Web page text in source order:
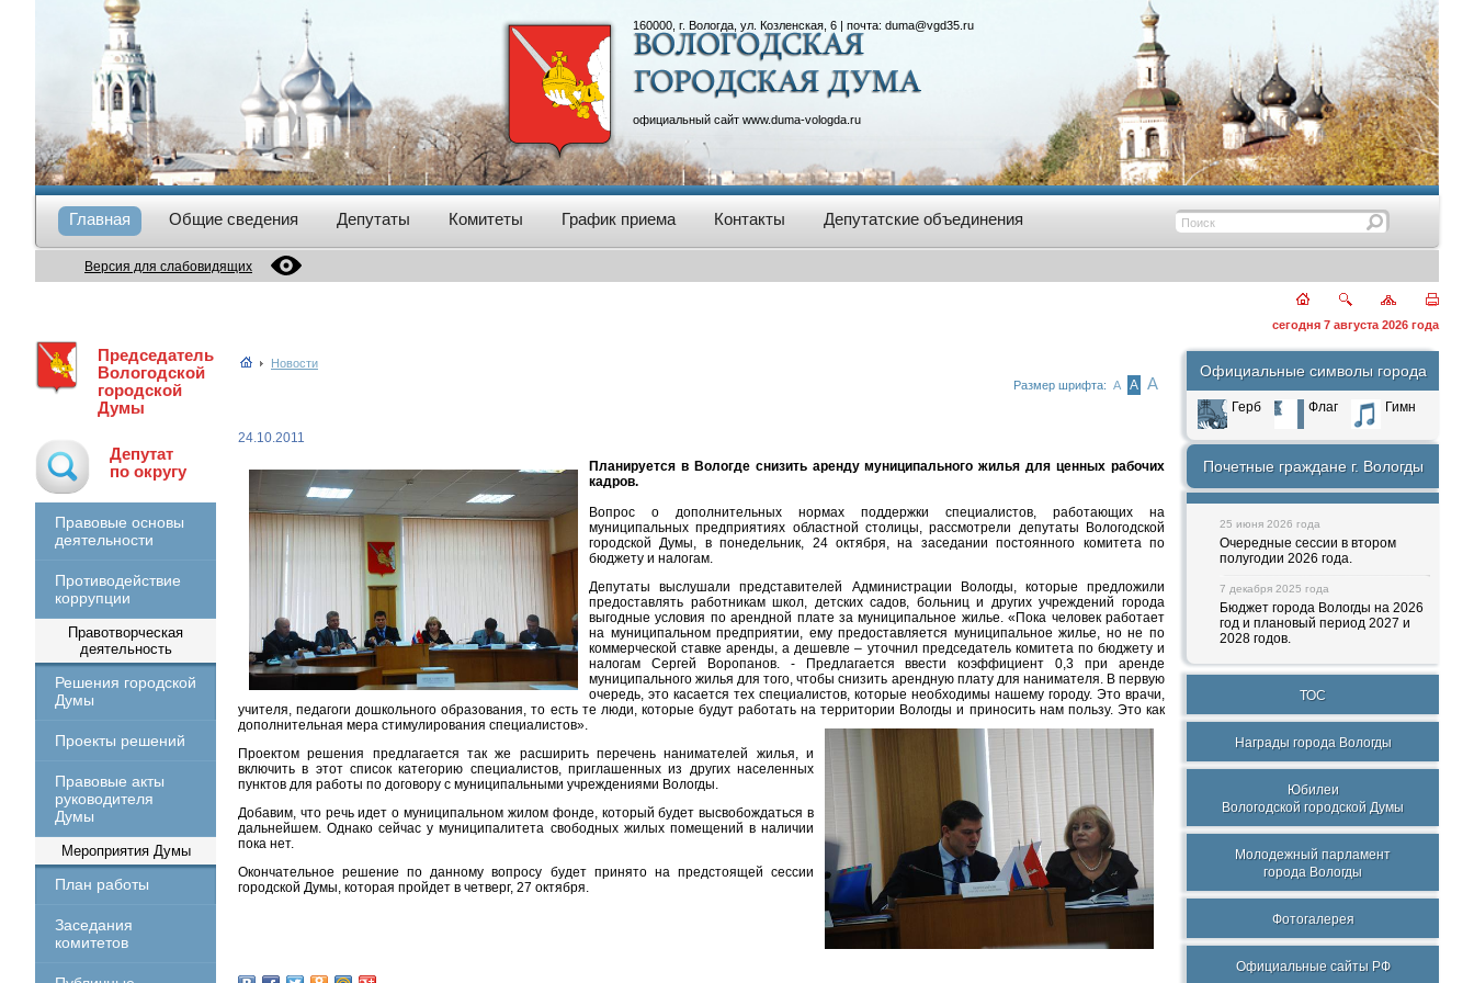
160000, г. Вологда, ул. Козленская, 6 | почта: duma@vgd35.ru
официальный сайт www.duma-vologda.ru
Главная Общие сведения Депутаты Комитеты График приема Контакты Депутатские объединения
Версия для слабовидящих
сегодня 7 августа 2026 года
Председатель
Вологодской
городской
Думы
Депутат
по округу
Правовые основы
деятельности
Противодействие
коррупции
Правотворческая
деятельность
Решения городской
Думы
Проекты решений
Правовые акты
руководителя
Думы
Мероприятия Думы
План работы
Заседания
комитетов
Новости
Размер шрифта: А А А
24.10.2011
Планируется в Вологде снизить аренду муниципального жилья для ценных рабочих
кадров.
Вопрос о дополнительных нормах поддержки специалистов, работающих на
муниципальных предприятиях областной столицы, рассмотрели депутаты Вологодской
городской Думы, в понедельник, 24 октября, на заседании постоянного комитета по
бюджету и налогам.
Депутаты выслушали представителей Администрации Вологды, которые предложили
предоставлять работникам школ, детских садов, больниц и других учреждений города
выгодные условия по арендной плате за муниципальное жилье. «Пока человек работает
на муниципальном предприятии, ему предоставляется муниципальное жилье, но не по
коммерческой ставке аренды, а дешевле – уточнил председатель комитета по бюджету и
налогам Сергей Воропанов. - Предлагается ввести коэффициент 0,3 при аренде
муниципального жилья для того, чтобы снизить арендную плату для нанимателя. В первую
очередь, это касается тех специалистов, которые необходимы нашему городу. Это врачи,
учителя, педагоги дошкольного образования, то есть те люди, которые будут работать на территории Вологды и приноситьнам пользу. Это как
дополнительная мера стимулирования специалистов».
Проектом решения предлагается так же расширить перечень нанимателей жилья, и
включить в этот список категорию специалистов, приглашенных из других населенных
пунктов для работы по договору с муниципальными учреждениями Вологды.
Добавим, что речь идет о муниципальном жилом фонде, который будет высвобождаться в
дальнейшем. Однако сейчас у муниципалитета свободных жилых помещений в наличии
пока нет.
Окончательное решение по данному вопросу будет принято на предстоящей сессии
городской Думы, которая пройдет в четверг, 27 октября.
Официальные символы города
Герб Флаг Гимн
Почетные граждане г. Вологды
25 июня 2026 года
Очередные сессии в втором
полугодии 2026 года.
7 декабря 2025 года
Бюджет города Вологды на 2026
год и плановый период 2027 и
2028 годов.
ТОС
Награды города Вологды
Юбилеи
Вологодской городской Думы
Молодежный парламент
города Вологды
Фотогалерея
Официальные сайты РФ